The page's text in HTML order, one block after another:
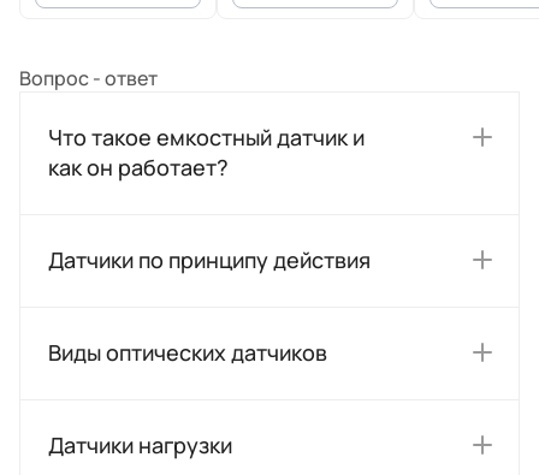
Вопрос - ответ
Что такое емкостный датчик и
как он работает?
Датчики по принципу действия
Виды оптических датчиков
Датчики нагрузки